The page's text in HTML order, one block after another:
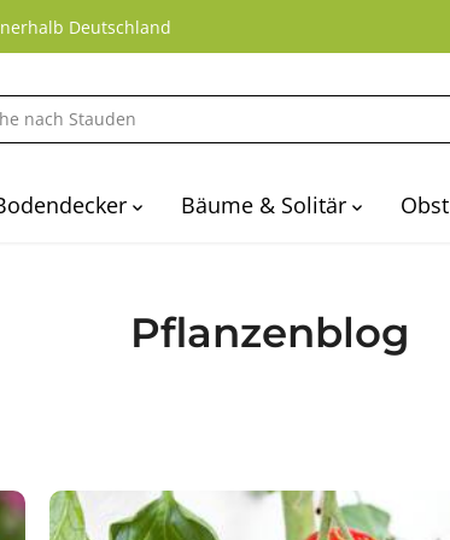
Deutschland
Bäume & Solitär Obst
Pflanzenblog